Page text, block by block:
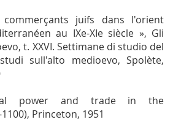
commerçants juifs dans l'orient
au IXe-XIe siècle », Gli
t. XXVI. Settimane di studio del
sull'alto medioevo, Spolète,
power and trade in the
, Princeton, 1951